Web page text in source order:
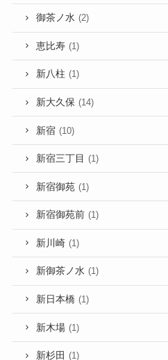
御茶ノ水 (2)
恵比寿 (1)
新八柱 (1)
新大久保 (14)
新宿 (10)
新宿三丁目 (1)
新宿御苑 (1)
新宿御苑前 (1)
新川崎 (1)
新御茶ノ水 (1)
新日本橋 (1)
新木場 (1)
新杉田 (1)